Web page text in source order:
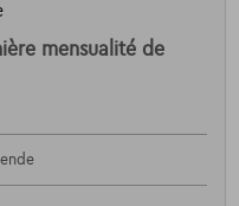
mensualité de